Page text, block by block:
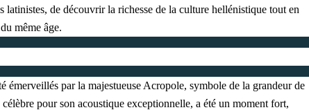
latinistes, de découvrir la richesse de la culture hellénistique tout en
même âge.
émerveillés par la majestueuse Acropole, symbole de la grandeur de
pour son acoustique exceptionnelle, a été un moment fort,